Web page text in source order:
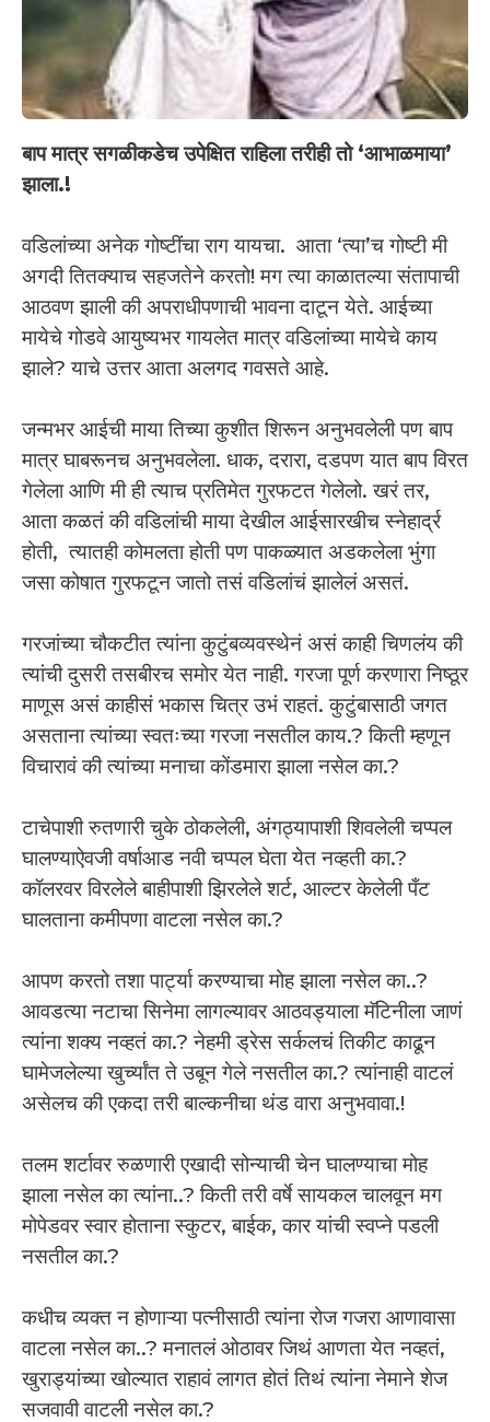
बाप मात्र सगळीकडेच उपेक्षित राहिला तरीही तो ‘आभाळमाया’
झाला.!
वडिलांच्या अनेक गोष्टींचा राग यायचा. आता ‘त्या’च गोष्टी मी
अगदी तितक्याच सहजतेने करतो! मग त्या काळातल्या संतापाची
आठवण झाली की अपराधीपणाची भावना दाटून येते. आईच्या
मायेचे गोडवे आयुष्यभर गायलेत मात्र वडिलांच्या मायेचे काय
झाले? याचे उत्तर आता अलगद गवसते आहे.
जन्मभर आईची माया तिच्या कुशीत शिरून अनुभवलेली पण बाप
मात्र घाबरूनच अनुभवलेला. धाक, दरारा, दडपण यात बाप विरत
गेलेला आणि मी ही त्याच प्रतिमेत गुरफटत गेलेलो. खरं तर,
आता कळतं की वडिलांची माया देखील आईसारखीच स्नेहार्द्र
होती, त्यातही कोमलता होती पण पाकळ्यात अडकलेला भुंगा
जसा कोषात गुरफटून जातो तसं वडिलांचं झालेलं असतं.
गरजांच्या चौकटीत त्यांना कुटुंबव्यवस्थेनं असं काही चिणलंय की
त्यांची दुसरी तसबीरच समोर येत नाही. गरजा पूर्ण करणारा निष्ठूर
माणूस असं काहीसं भकास चित्र उभं राहतं. कुटुंबासाठी जगत
असताना त्यांच्या स्वतःच्या गरजा नसतील काय.? किती म्हणून
विचारावं की त्यांच्या मनाचा कोंडमारा झाला नसेल का.?
टाचेपाशी रुतणारी चुके ठोकलेली, अंगठ्यापाशी शिवलेली चप्पल
घालण्याऐवजी वर्षाआड नवी चप्पल घेता येत नव्हती का.?
कॉलरवर विरलेले बाहीपाशी झिरलेले शर्ट, आल्टर केलेली पँट
घालताना कमीपणा वाटला नसेल का.?
आपण करतो तशा पार्ट्या करण्याचा मोह झाला नसेल का..?
आवडत्या नटाचा सिनेमा लागल्यावर आठवड्याला मॅटिनीला जाणं
त्यांना शक्य नव्हतं का.? नेहमी ड्रेस सर्कलचं तिकीट काढून
घामेजलेल्या खुर्च्यांत ते उबून गेले नसतील का.? त्यांनाही वाटलं
असेलच की एकदा तरी बाल्कनीचा थंड वारा अनुभवावा.!
तलम शर्टावर रुळणारी एखादी सोन्याची चेन घालण्याचा मोह
झाला नसेल का त्यांना..? किती तरी वर्षे सायकल चालवून मग
मोपेडवर स्वार होताना स्कुटर, बाईक, कार यांची स्वप्ने पडली
नसतील का.?
कधीच व्यक्त न होणाऱ्या पत्नीसाठी त्यांना रोज गजरा आणावासा
वाटला नसेल का..? मनातलं ओठावर जिथं आणता येत नव्हतं,
खुराड्यांच्या खोल्यात राहावं लागत होतं तिथं त्यांना नेमाने शेज
सजवावी वाटली नसेल का.?